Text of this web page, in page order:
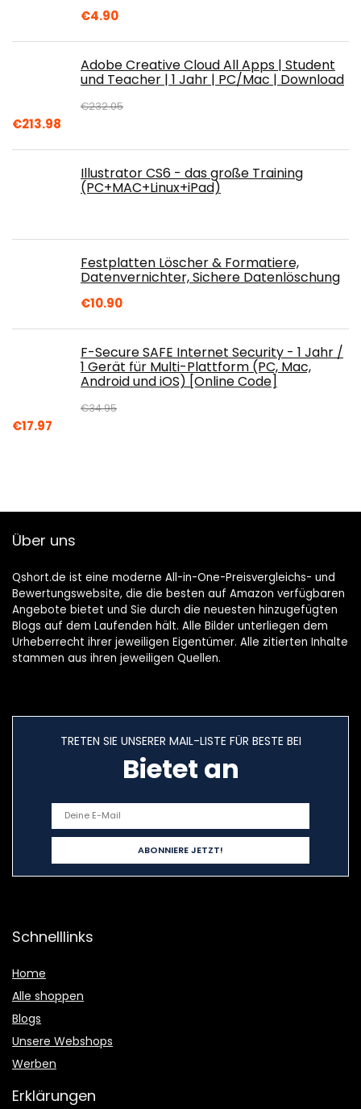
€4.90
Adobe Creative Cloud All Apps | Student
und Teacher | 1 Jahr | PC/Mac | Download
€232.05
Original
€213.98
€213.98.
Illustrator CS6 - das große Training
(PC+MAC+Linux+iPad)
Festplatten Löscher & Formatiere,
Datenvernichter, Sichere Datenlöschung
€10.90
F-Secure SAFE Internet Security - 1 Jahr /
1 Gerät für Multi-Plattform (PC, Mac,
Android und iOS) [Online Code]
€34.95
Original
€17.97
Über uns
Qshort.de ist eine moderne All-in-One-Preisvergleichs- und
Bewertungswebsite, die die besten auf Amazon verfügbaren
Angebote bietet und Sie durch die neuesten hinzugefügten
Blogs auf dem Laufenden hält. Alle Bilder unterliegen dem
Urheberrecht ihrer jeweiligen Eigentümer. Alle zitierten Inhalte
stammen aus ihren jeweiligen Quellen.
TRETEN SIE UNSERER MAIL-LISTE FÜR BESTE BEI
Bietet an
Schnelllinks
Home
Alle shoppen
Blogs
Unsere Webshops
Werben
Erklärungen